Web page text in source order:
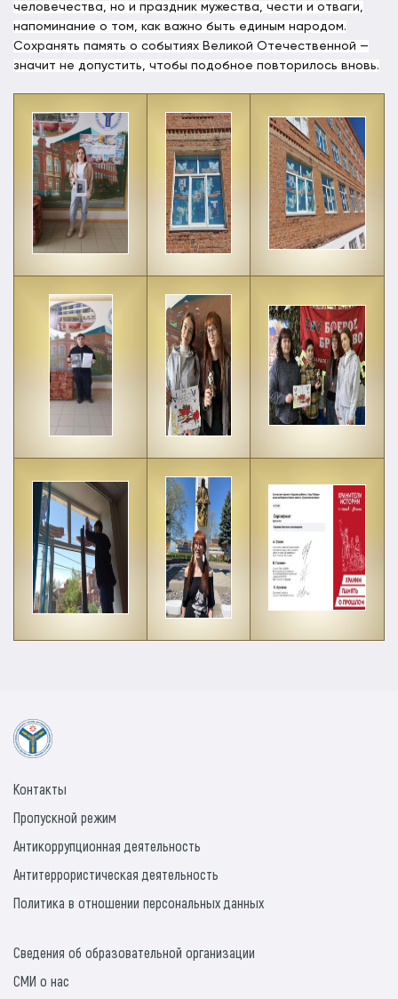
человечества, но и праздник мужества, чести и отваги,
напоминание о том, как важно быть единым народом.
Сохранять память о событиях Великой Отечественной —
значит не допустить, чтобы подобное повторилось вновь.
Контакты
Пропускной режим
Антикоррупционная деятельность
Антитеррористическая деятельность
Политика в отношении персональных данных
Сведения об образовательной организации
СМИ о нас